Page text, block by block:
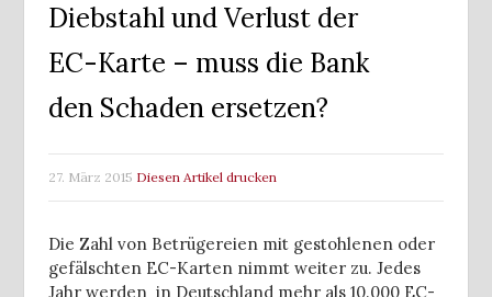
Diebstahl und Verlust der
EC-Karte – muss die Bank
den Schaden ersetzen?
27. März 2015 Diesen Artikel drucken
Die Zahl von Betrügereien mit gestohlenen oder
gefälschten EC-Karten nimmt weiter zu. Jedes
Jahr werden in Deutschland mehr als 10.000 EC-